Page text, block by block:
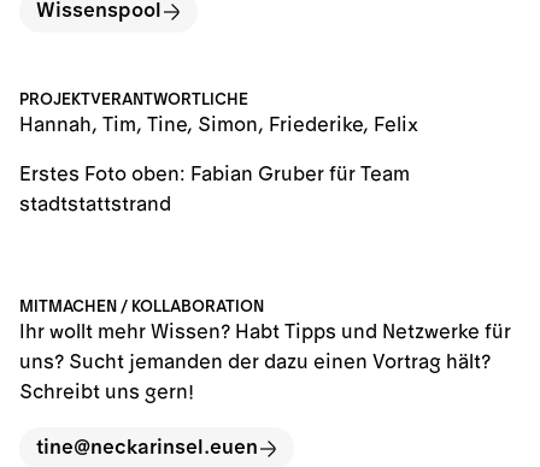
Wissenspool
PROJEKTVERANTWORTLICHE
Hannah, Tim, Tine, Simon, Friederike, Felix
Erstes Foto oben: Fabian Gruber für Team
stadtstattstrand
MITMACHEN / KOLLABORATION
Ihr wollt mehr Wissen? Habt Tipps und Netzwerke für
uns? Sucht jemanden der dazu einen Vortrag hält?
Schreibt uns gern!
tine@neckarinsel.euen